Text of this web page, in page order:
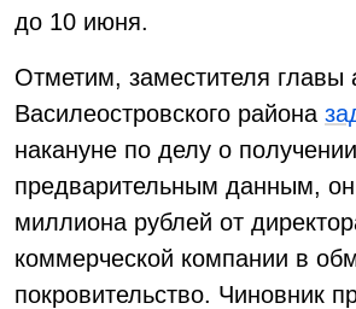
до 10 июня.
Отметим, заместителя главы
Василеостровского района
накануне по делу о
предварительным данным,
миллиона рублей от
коммерческой компании в
покровительство. Чиновник